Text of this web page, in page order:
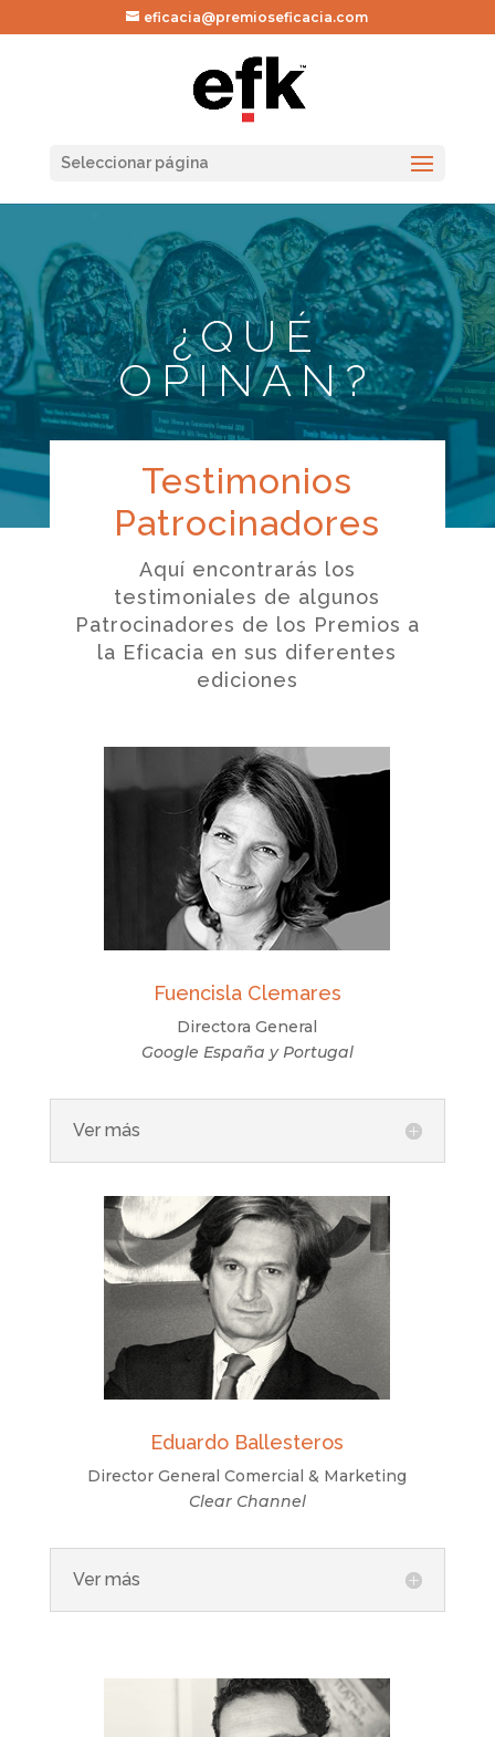
eficacia@premioseficacia.com
Seleccionar página
¿QUÉ
OPINAN?
Testimonios
Patrocinadores
Aquí encontrarás los
testimoniales de algunos
Patrocinadores de los Premios a
la Eficacia en sus diferentes
ediciones
Fuencisla Clemares
Directora General
Google España y Portugal
Ver más
Eduardo Ballesteros
Director General Comercial & Marketing
Clear Channel
Ver más